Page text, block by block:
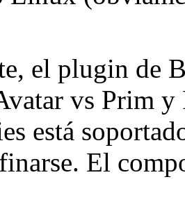
el plugin de
vs Prim
está
El